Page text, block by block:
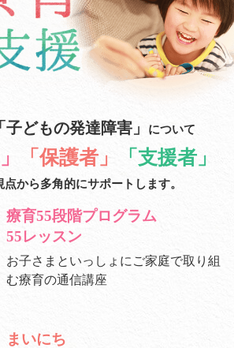
「子どもの発達障害」 について
「保護者」 「支援者」
から多角的にサポートします。
療育55段階プログラム
55レッスン
お子さまといっしょに ご家庭で取り組
む療育の通信講座
まいにち